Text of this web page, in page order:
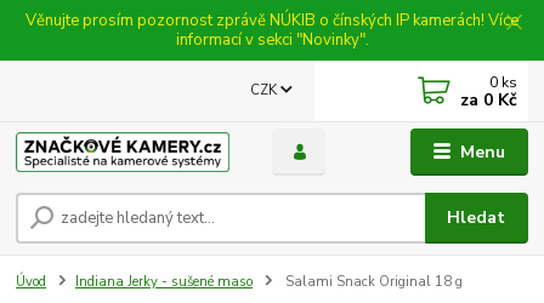
Věnujte prosím pozornost zprávě NÚKIB o čínských IP kamerách! Více
informací v sekci "Novinky".
Menu
CZK
Hledat
0 ks
za 0 Kč
Úvod Indiana Jerky - sušené maso Salami Snack Original 18 g